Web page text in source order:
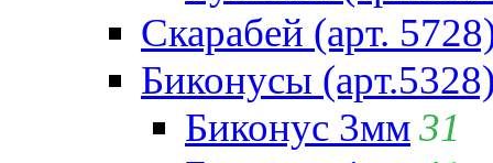
Скарабей (арт.
Биконусы
Биконус 3мм31